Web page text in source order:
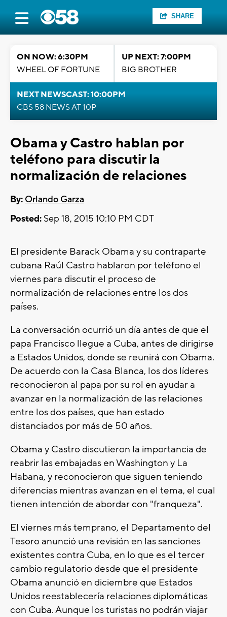
SHARE
ON NOW: 6:30PM
WHEEL OF FORTUNE
UP NEXT: 7:00PM
BIG BROTHER
NEXT NEWSCAST: 10:00PM
CBS 58 NEWS AT 10P
Obama y Castro hablan por
teléfono para discutir la
normalización de relaciones
By: Orlando Garza
Posted: Sep 18, 2015 10:10 PM CDT
El presidente Barack Obama y su contraparte
cubana Raúl Castro hablaron por teléfono el
viernes para discutir el proceso de
normalización de relaciones entre los dos
países.
La conversación ocurrió un día antes de que el
papa Francisco llegue a Cuba, antes de dirigirse
a Estados Unidos, donde se reunirá con Obama.
De acuerdo con la Casa Blanca, los dos líderes
reconocieron al papa por su rol en ayudar a
avanzar en la normalización de las relaciones
entre los dos países, que han estado
distanciados por más de 50 años.
Obama y Castro discutieron la importancia de
reabrir las embajadas en Washington y La
Habana, y reconocieron que siguen teniendo
diferencias mientras avanzan en el tema, el cual
tienen intención de abordar con "franqueza".
El viernes más temprano, el Departamento del
Tesoro anunció una revisión en las sanciones
existentes contra Cuba, en lo que es el tercer
cambio regulatorio desde que el presidente
Obama anunció en diciembre que Estados
Unidos reestablecería relaciones diplomáticas
con Cuba. Aunque los turistas no podrán viajar